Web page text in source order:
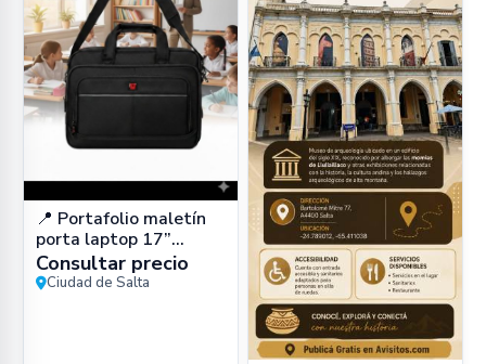
📍 Portafolio maletín
porta laptop 17”
impermeable (cuero
PU) en Zona Sur, Salta
Consultar precio
Ciudad de Salta